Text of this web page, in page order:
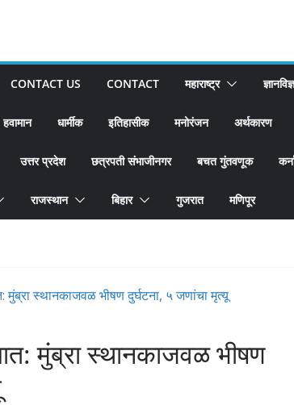
CONTACT US CONTACT महाराष्ट्र
हवामान धार्मीक इतिहासीक मनोरंजन अर्थकारण
उत्तर प्रदेश छत्रपती संभाजीनगर बचत गुंतवणूक
राजस्थान बिहार गुजरात मणिपूर
मुंब्रा स्थानकाजवळ भीषण